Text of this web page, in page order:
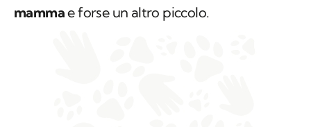
mammae forse un altro piccolo.